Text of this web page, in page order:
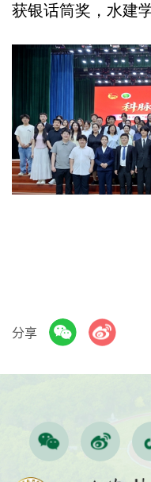
获银话筒奖，水建
分享